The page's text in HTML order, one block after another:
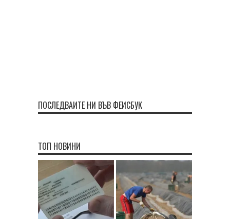
ПОСЛЕДВАЙТЕ НИ ВЪВ ФЕЙСБУК
ТОП НОВИНИ